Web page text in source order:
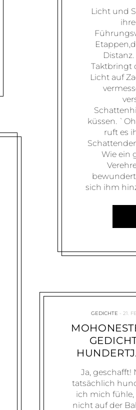
Licht und
Taktbringt
Licht auf
küssen.
ruft es
Wie ein
sich ihm
GEDICHTE 21.
Ja, geschafft!
tatsächlich
ich mich
nicht auf der